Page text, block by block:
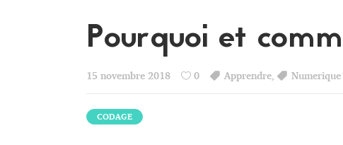
Pourquoi et
15 novembre 2018 0 Apprendre Numerique
CODAGE